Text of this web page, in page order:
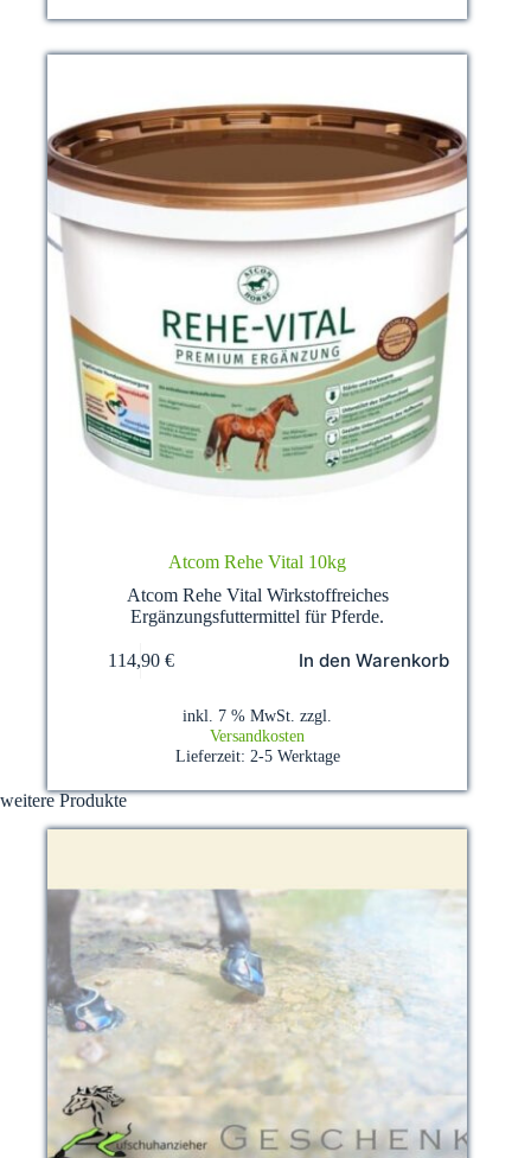
Optionen
gewählt
werden
Atcom Rehe Vital 10kg
Atcom Rehe Vital Wirkstoffreiches
Ergänzungsfuttermittel für Pferde.
114,90 € In den Warenkorb
inkl. 7 % MwSt. zzgl.
Versandkosten
Lieferzeit: 2-5 Werktage
weitere Produkte